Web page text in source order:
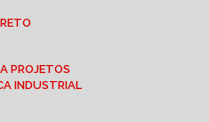
PROJETOS
INDUSTRIAL